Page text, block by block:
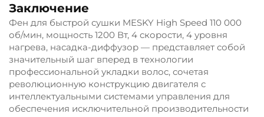
Заключение
Фен для быстрой сушки MESKY High Speed 110 000
об/мин, мощность 1200 Вт, 4 скорости, 4 уровня
нагрева, насадка-диффузор — представляет собой
значительный шаг вперед в технологии
профессиональной укладки волос, сочетая
революционную конструкцию двигателя с
интеллектуальными системами управления для
обеспечения исключительной производительности